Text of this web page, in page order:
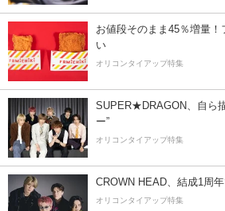
お値段そのまま45％増量
い
オリコンタイアップ特集
SUPER★DRAGON、自ら
ー”
オリコンタイアップ特集
CROWN HEAD、結成1周
オリコンタイアップ特集